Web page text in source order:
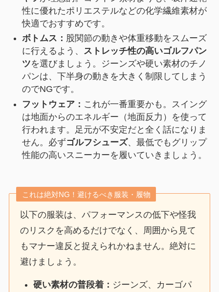
性に優れたポリエステルなどの化学繊維素材が
快適でおすすめです。
ボトムス： 股関節の動きや体重移動をスムーズ
に行えるよう、 ストレッチ性の高いゴルフパン
ツを選びましょう。ジーンズや硬い素材のチノ
パンは、下半身の動きを大きく制限してしまう
のでNGです。
フットウェア： これが一番重要かも。スイング
は地面からのエネルギー（地面反力）を使って
行われます。足元が不安定だと全く話になりま
せん。必ずゴルフシューズ、最低でもグリップ
性能の高いスニーカーを履いていきましょう。
これは絶対NG！避けるべき服装・履物
以下の服装は、パフォーマンスの低下や怪我
のリスクを高めるだけでなく、周囲から見て
もマナー違反と捉えられかねません。絶対に
避けましょう。
硬い素材の普段着： ジーンズ、カーゴパ